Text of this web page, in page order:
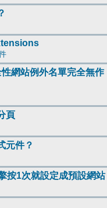
網站例外名單完全無作
頁
元件？
按1次就設定成預設網站